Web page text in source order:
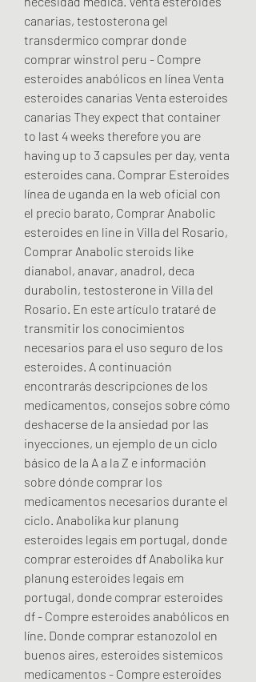
canarias, testosterona gel
transdermico comprar donde
comprar winstrol peru - Compre
esteroides anabólicos en línea Venta
esteroides canarias Venta esteroides
canarias They expect that container
to last 4 weeks therefore you are
having up to 3 capsules per day, venta
esteroides cana. Comprar Esteroides
línea de uganda en la web oficial con
el precio barato, Comprar Anabolic
esteroides en line in Villa del Rosario,
Comprar Anabolic steroids like
dianabol, anavar, anadrol, deca
durabolin, testosterone in Villa del
Rosario. En este artículo trataré de
transmitir los conocimientos
necesarios para el uso seguro de los
esteroides. A continuación
encontrarás descripciones de los
medicamentos, consejos sobre cómo
deshacerse de la ansiedad por las
inyecciones, un ejemplo de un ciclo
básico de la A a la Z e información
sobre dónde comprar los
medicamentos necesarios durante el
ciclo. Anabolika kur planung
esteroides legais em portugal, donde
comprar esteroides df Anabolika kur
planung esteroides legais em
portugal, donde comprar esteroides
df - Compre esteroides anabólicos en
líne. Donde comprar estanozolol en
buenos aires, esteroides sistemicos
medicamentos - Compre esteroides